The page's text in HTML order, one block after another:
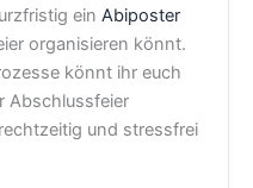
ein Abiposter
organisieren könnt.
könnt ihr euch
Abschlussfeier
und stressfrei